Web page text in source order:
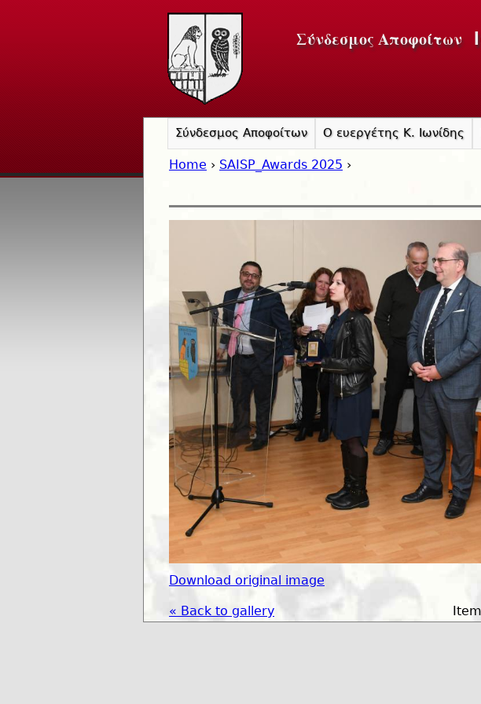
Σύνδεσμος Αποφοίτων
Home › SAISP_Awards 2025 ›
Download original image
« Back to gallery
Σύνδεσμος Αποφοίτων Ο ευεργέτης Κ. Ιωνίδης